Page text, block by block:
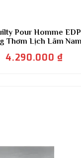
Pour Homme
Thơm Lịch Lãm
4.290.000₫